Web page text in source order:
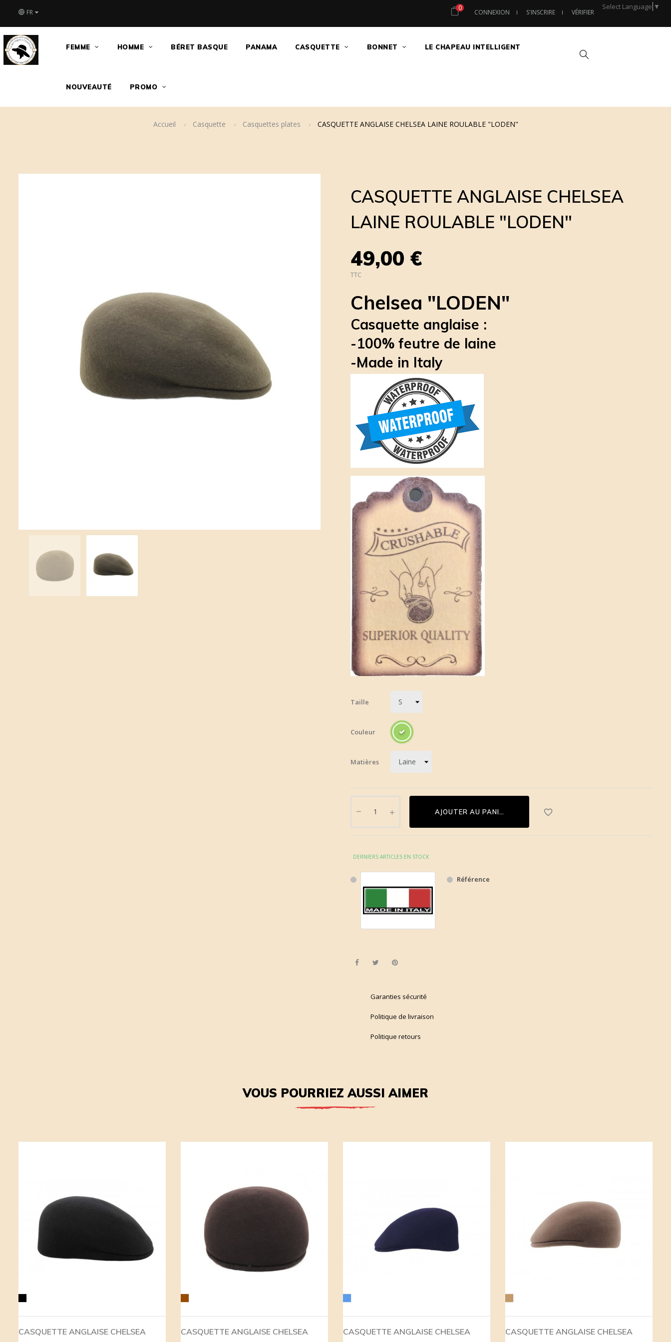
FR
Select Language ▼
CONNEXION S'INSCRIRE VÉRIFIER
0
FEMME HOMME BÉRET BASQUE PANAMA CASQUETTE BONNET LE CHAPEAU INTELLIGENT
NOUVEAUTÉ PROMO
Chercher
Accueil Casquette Casquettes plates CASQUETTE ANGLAISE CHELSEA LAINE ROULABLE "LODEN"
CASQUETTE ANGLAISE CHELSEA
LAINE ROULABLE "LODEN"
49,00 €
TTC
Chelsea "LODEN"
Casquette anglaise :
-100% feutre de laine
-Made in Italy
Taille
Couleur
Matières
AJOUTER AU PANIER favorite_border
DERNIERS ARTICLES EN STOCK
Référence
PartagerTweet
Garanties sécurité
Politique de livraison
Politique retours
VOUS POURRIEZ AUSSI AIMER
CASQUETTE ANGLAISE CHELSEA
CASQUETTE ANGLAISE CHELSEA
CASQUETTE ANGLAISE CHELSEA
CASQUETTE ANGLAISE CHELSEA